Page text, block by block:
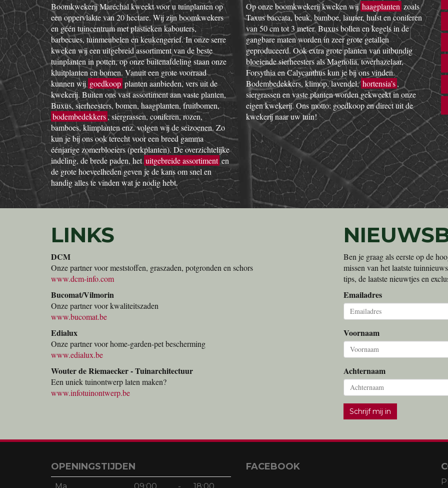
Boomkwekerij Maréchal kweekt voor u tuinplanten op
een oppervlakte van 20 hectare. Wij zijn boomkwekers
en géén tuincentrum met plastieken kabouters,
barbecues, tuinmeubelen en keukengerief. In onze serre
kweken wij een uitgebreid assortiment van de beste
tuinplanten in potten, op onze buitenafdeling staan onze
kluitplanten en bomen. Vanuit een grote voorraad
kunnen wij goedkoop planten aanbieden, vers uit de
kwekerij. Buiten ons vast assortiment aan vaste planten,
Buxus, sierheesters, bomen, haagplanten, fruitbomen,
bodembedekkers, siergrassen, coniferen, rozen,
bamboes, klimplanten enz. volgen wij de seizoenen. Zo
kun je bij ons ook terecht voor een breed gamma
éénjarige zomerbloeiers (perkplanten). De overzichtelijke
indeling, de brede paden, hetuitgebreide assortimenten
de grote hoeveelheden geven je de kans om snel en
handig alles te vinden wat je nodig hebt.
Op onze boomkwekerij kweken wijhaagplanten zoals
Taxus baccata, beuk, bamboe, laurier, hulst en coniferen
van 50 cm tot 3 meter. Buxus bollen en kegels in de
gangbare maten worden in zeer grote getallen
geproduceerd. Ook extra grote planten van uitbundig
bloeiende sierheesters als Magnolia, toverhazelaar,
Forsythia en Calycanthus kun je bij ons vinden.
Bodembedekkers, klimop, lavendel,hortensia’s,
siergrassen en vaste planten worden gekweekt in onze
eigen kwekerij. Ons motto: goedkoop en direct uit de
kwekerij naar uw tuin!
LINKS
DCM
Onze partner voor meststoffen, graszaden, potgronden en schors
www.dcm-info.com
Bucomat/Vilmorin
Onze partner voor kwaliteitszaden
www.bucomat.be
Edialux
Onze partner voor home-garden-pet bescherming
www.edialux.be
Wouter de Riemaecker - Tuinarchitectuur
Een uniek tuinontwerp laten maken?
www.infotuinontwerp.be
Ben je graag als eerste op de
missen van het laatste
tips, de laatste nieuwtjes en
Emailadres
Voornaam
Achternaam
Schrijf mij in
OPENINGSTIJDEN
Ma 09:00 - 18:00
FACEBOOK